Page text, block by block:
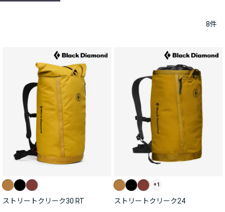
8件
ストリートクリーク30 RT
+1
ストリートクリーク24